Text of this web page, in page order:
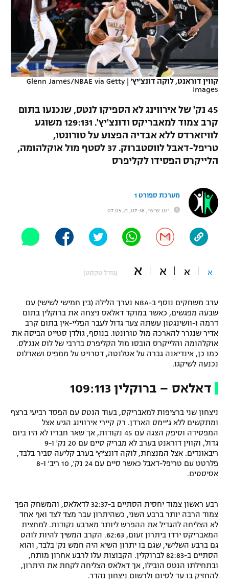
רץ ברשת
תוצאות
לוח שידורים
"מעל הליגה" – פודקאסט
"מחצית בשכונה" – פודקאסט
משתתפים וזוכים בפרסים
תקנון משתתפים וזוכים בפרסים
תקנון עבור פעילות אלקטרה
תקנון עבור פעילות ספורט 1 – "מרלן"
טניס
גיימינג E-Sports
תנאי שימוש
מדיניות פרטיות
תקנון פעילות ספורט 1
רשיון להקרנה פומבית לבית עסק
לוח דרושים – ג'ובנט
תגיות
המגזין
נבחרת ישראל
מכבי חיפה
בית"ר ירושלים
מכבי תל אביב
הפועל תל אביב
הפועל חיפה
הפועל באר שבע
בני יהודה
ליגה ספרדית
ליגה איטלקית
ליגה צרפתית
ליגה טורקית
ליגה סינית
ליגות נוספות
כדורסל נשים
מכבי תל אביב
הפועל חולון
הפועל ירושלים
דני אבדיה
יורוליג
יורוקאפ
טניס
כדורעף
ג'ודו
אגרוף
UFC
ספורט מוטורי
כדורמים
פוטבול אמריקאי NFL
בייסבול MLB
גיימינג E-Sports
קווין דוראנט, לוקה דונצ'יץ' |
Glenn James/NBAE via Getty
Images
45 נק' של אירווינג לא הספיקו לנטס, שנכנעו בתום
קרב צמוד למאבריקס ודונצ'יץ'. 129:131 משוגע
לוויזארדס ללא אבדיה הפצוע על טורונטו,
טריפל-דאבל לווסטברוק. 37 לסטף מול אוקלהומה,
הלייקרס הפסידו לקליפרס
מערכת ספורט 1
יום שישי, 07:38, 07.05.21
א א א א (גודל טקסט)
ערב משחקים נוסף ב-NBA נערך הלילה (בין חמישי לשישי) עם
שבעה מפגשים, כאשר במוקד דאלאס ניצחה את ברוקלין בתום
דרמה ו-וושינגטון עשתה צעד גדול לעבר הפליי-אין בתום קרב
אדיר שנגרר להארכה מול טורונטו. בנוסף, גולדן סטייט הביסה את
אוקלהומה והלייקרס הובסו מול הקליפרס בדרבי של לוס אנג'לס.
כמו כן, אינדיאנה גברה על אטלנטה, דטרויט על ממפיס ושארלוט
נכנעה לשיקגו.
דאלאס – ברוקלין 109:113
ניצחון שני ברציפות למאבריקס, בעוד הנטס עם הפסד רביעי ברצף
ומתקשים ללא ג'יימס הארדן. רק קיירי אירווינג הגיע אצל
המפסידה וסיפק הצגה עם 45 נקודות, אך שאר חבריו לא היו ביום
גדול, וקווין דוראנט בערב לא מבריק סיים עם 20 נק' ו-9
ריבאונדים. אצל המנצחת, לוקה דונצ'יץ' בערב קליעה סביר בלבד,
פלרטט עם טריפל-דאבל כאשר סיים עם 24 נק', 10 ריב' ו-8
אסיסטים.
רבע ראשון צמוד יחסית הסתיים ב-32:37 לדאלאס, והמשחק הפך
צמוד הרבה יותר ברבע השני, כשהיתרון עבר מצד לצד ואף אחד
לא הצליחה להגדיל את ההפרש ליותר מארבע נקודות. למחצית
המאבריקס ירדו ביתרון זעום, 62:63. הקרב המשיך להיות לוהט
גם ברבע השלישי, שגם בו יתרון השיא היה חמש נק' בלבד, והוא
הסתיים ב-82:83 לברוקלין. הקבוצות עלו לרבע אחרון מותח,
ובתחילתו הנטס הובילו, אך דאלאס הצליחה לקחת את היתרון,
להחזיק בו עד לסיום ולרשום ניצחון נהדר.